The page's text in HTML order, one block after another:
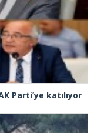
Parti’ye katılıyor